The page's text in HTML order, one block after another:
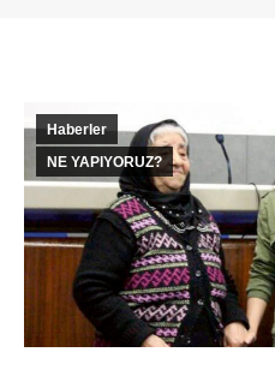
Haberler
NE YAPIYORUZ?